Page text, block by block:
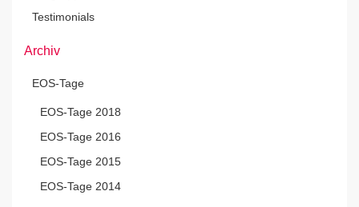
Testimonials
Archiv
EOS-Tage
EOS-Tage 2018
EOS-Tage 2016
EOS-Tage 2015
EOS-Tage 2014